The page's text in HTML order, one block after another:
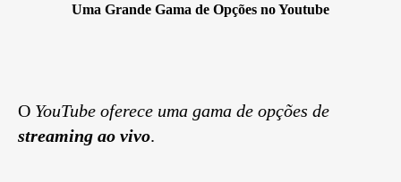
Uma Grande Gama de Opções no Youtube
O YouTube oferece uma gama de opções de
streaming ao vivo.